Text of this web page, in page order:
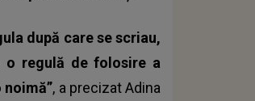
după care se scriau,
o regulă de folosire a
, a precizat Adina